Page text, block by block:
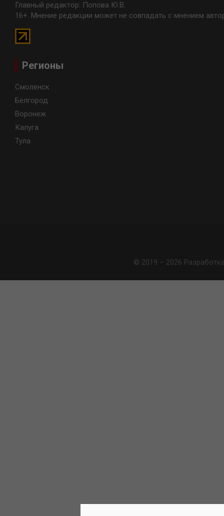
Главный редактор: Попова Ю.В.
16+. Мнение редакции может не совпадать с мнением
Регионы
Смоленск
Белгород
Воронеж
Калуга
Тула
© 2019 – 2026